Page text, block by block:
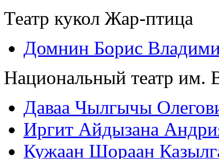
Театр кукол Жар-птица
Домнин Борис
Национальный театр им.
Даваа Чылгычы
Иргит Айдызана
Кужаан Шораан